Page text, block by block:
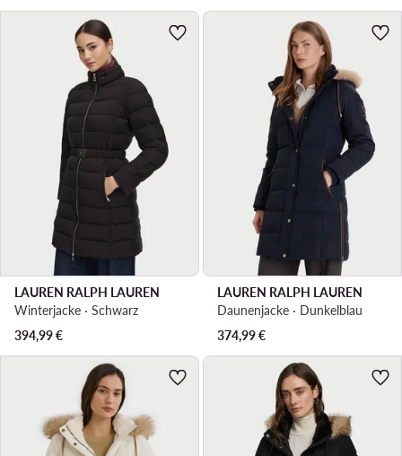
LAUREN RALPH LAUREN
Winterjacke · Schwarz
394,99€
LAUREN RALPH LAUREN
Daunenjacke · Dunkelblau
374,99€